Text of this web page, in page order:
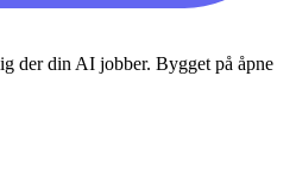
din AI jobber. Bygget på åpne